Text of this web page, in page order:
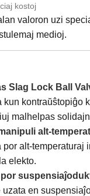
kostoj
valoron uzi
medioj.
Slag Lock Ball
kun kontraŭŝtopiĝo
malhelpas
alt-
por alt-temperaturaj
elekto.
uzata en